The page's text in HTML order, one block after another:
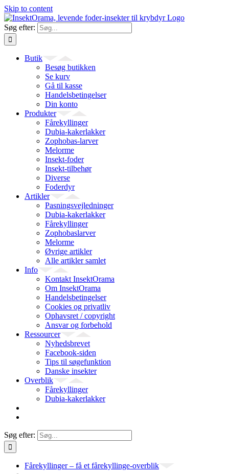
Skip to content
Søg efter:
Butik
Besøg butikken
Se kurv
Gå til kasse
Handelsbetingelser
Din konto
Produkter
Fårekyllinger
Dubia-kakerlakker
Zophobas-larver
Melorme
Insekt-foder
Insekt-tilbehør
Diverse
Foderdyr
Artikler
Pasningsvejledninger
Dubia-kakerlakker
Fårekyllinger
Zophobaslarver
Melorme
Øvrige artikler
Alle artikler samlet
Info
Kontakt InsektOrama
Om InsektOrama
Handelsbetingelser
Cookies og privatliv
Ophavsret / copyright
Ansvar og forbehold
Ressourcer
Nyhedsbrevet
Facebook-siden
Tips til søgefunktion
Danske insekter
Overblik
Fårekyllinger
Dubia-kakerlakker
Søg efter:
Fårekyllinger – få et fårekyllinge-overblik